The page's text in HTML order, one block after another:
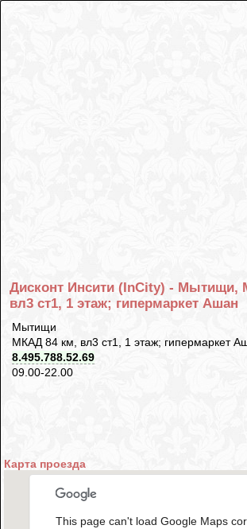
Дисконт Инсити (InCity) - Мытищи,
вл3 ст1, 1 этаж; гипермаркет Ашан
Мытищи
МКАД 84 км, вл3 ст1, 1 этаж; гипермаркет
8.495.788.52.69
09.00-22.00
Карта проезда
This page can't load Google Maps